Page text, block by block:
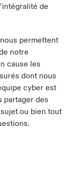
de
permettent
notre
cause les
dont nous
cyber est
partager des
ou bien tout